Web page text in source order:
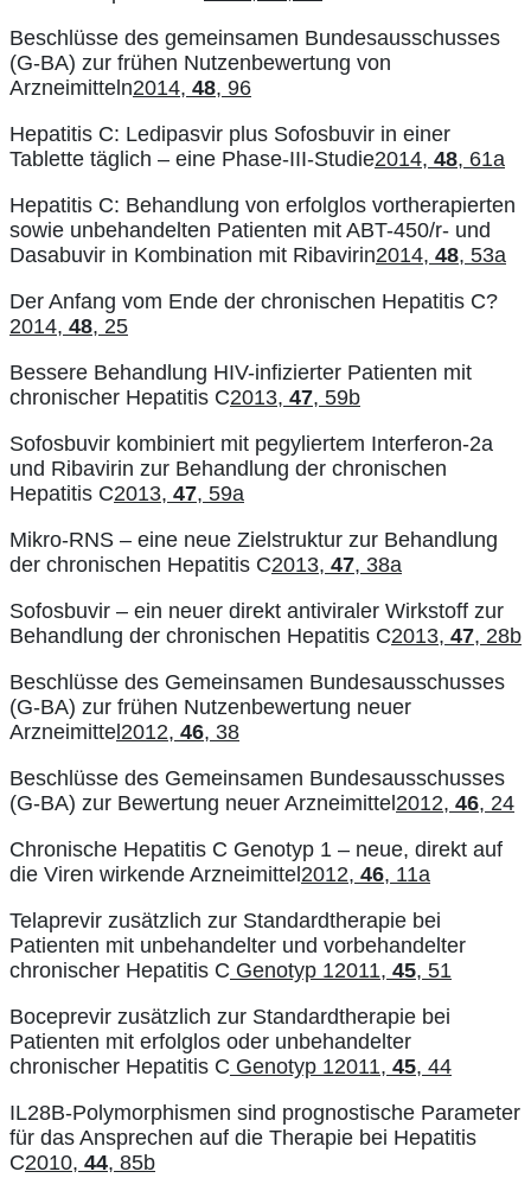
Beschlüsse des gemeinsamen Bundesausschusses
(G-BA) zur frühen Nutzenbewertung von
Arzneimitteln2014, 48, 96
Hepatitis C: Ledipasvir plus Sofosbuvir in einer
Tablette täglich – eine Phase-III-Studie2014, 48, 61a
Hepatitis C: Behandlung von erfolglos vortherapierten
sowie unbehandelten Patienten mit ABT-450/r- und
Dasabuvir in Kombination mit Ribavirin2014, 48, 53a
Der Anfang vom Ende der chronischen Hepatitis C?
2014, 48, 25
Bessere Behandlung HIV-infizierter Patienten mit
chronischer Hepatitis C2013, 47, 59b
Sofosbuvir kombiniert mit pegyliertem Interferon-2a
und Ribavirin zur Behandlung der chronischen
Hepatitis C2013, 47, 59a
Mikro-RNS – eine neue Zielstruktur zur Behandlung
der chronischen Hepatitis C2013, 47, 38a
Sofosbuvir – ein neuer direkt antiviraler Wirkstoff zur
Behandlung der chronischen Hepatitis C2013, 47, 28b
Beschlüsse des Gemeinsamen Bundesausschusses
(G-BA) zur frühen Nutzenbewertung neuer
Arzneimittel2012, 46, 38
Beschlüsse des Gemeinsamen Bundesausschusses
(G-BA) zur Bewertung neuer Arzneimittel2012, 46, 24
Chronische Hepatitis C Genotyp 1 – neue, direkt auf
die Viren wirkende Arzneimittel2012, 46, 11a
Telaprevir zusätzlich zur Standardtherapie bei
Patienten mit unbehandelter und vorbehandelter
chronischer Hepatitis C Genotyp 12011, 45, 51
Boceprevir zusätzlich zur Standardtherapie bei
Patienten mit erfolglos oder unbehandelter
chronischer Hepatitis C Genotyp 12011, 45, 44
IL28B-Polymorphismen sind prognostische Parameter
für das Ansprechen auf die Therapie bei Hepatitis
C2010, 44, 85b